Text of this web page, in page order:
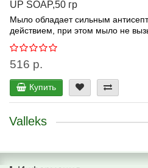
UP SOAP,50 гр
Мыло обладает сильным
действием, при этом мыло не
516 р.
Купить
Valleks